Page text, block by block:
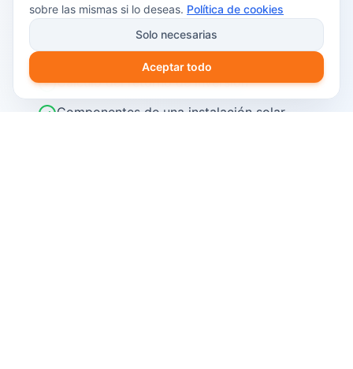
fotovoltaico
Ayudas y subvenciones disponibles en
2026
Cálculo del retorno de inversión
Componentes de una instalación solar
sobre las mismas si lo deseas. Política de cookies
Solo necesarias
Aceptar todo